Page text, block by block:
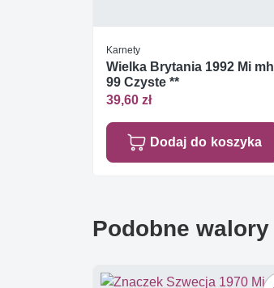
Karnety
Wielka Brytania 1992 Mi mh
99 Czyste **
39,60 zł
Dodaj do koszyka
Podobne walory